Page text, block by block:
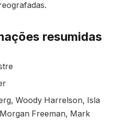
resumidas
Woody Harrelson, Isla
Freeman, Mark